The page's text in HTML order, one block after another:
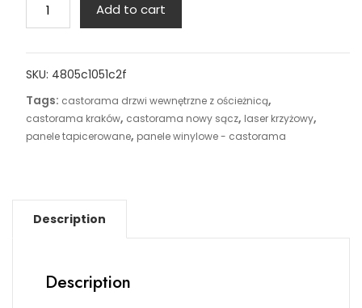
łazienkowy
Warmtec
Encanto
45
x
115
Add to cart
SKU: 4805c1051c2f
Tags: castorama drzwi wewnętrzne z ościeżnicą,
castorama kraków, castorama nowy sącz, laser krzyżowy,
panele tapicerowane, panele winylowe - castorama
Description
Description